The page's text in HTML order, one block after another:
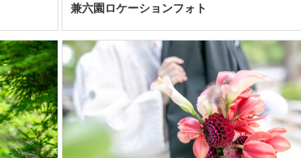
兼六園ロケーションフォト